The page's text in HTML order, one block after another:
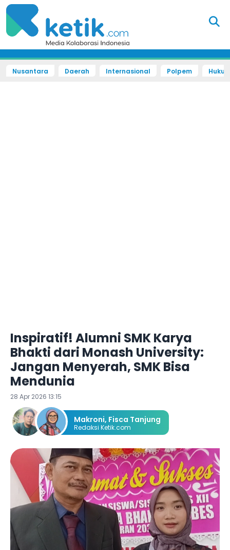
Nusantara Daerah Internasional Polpem
Inspiratif! Alumni SMK Karya
Bhakti dari Monash University:
Jangan Menyerah, SMK Bisa
Mendunia
28 Apr 2026 13:15
Makroni, Fisca Tanjung
Redaksi Ketik.com